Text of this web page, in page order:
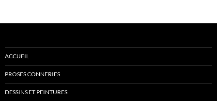
ACCUEIL
PROSES CONNERIES
DESSINS ET PEINTURES